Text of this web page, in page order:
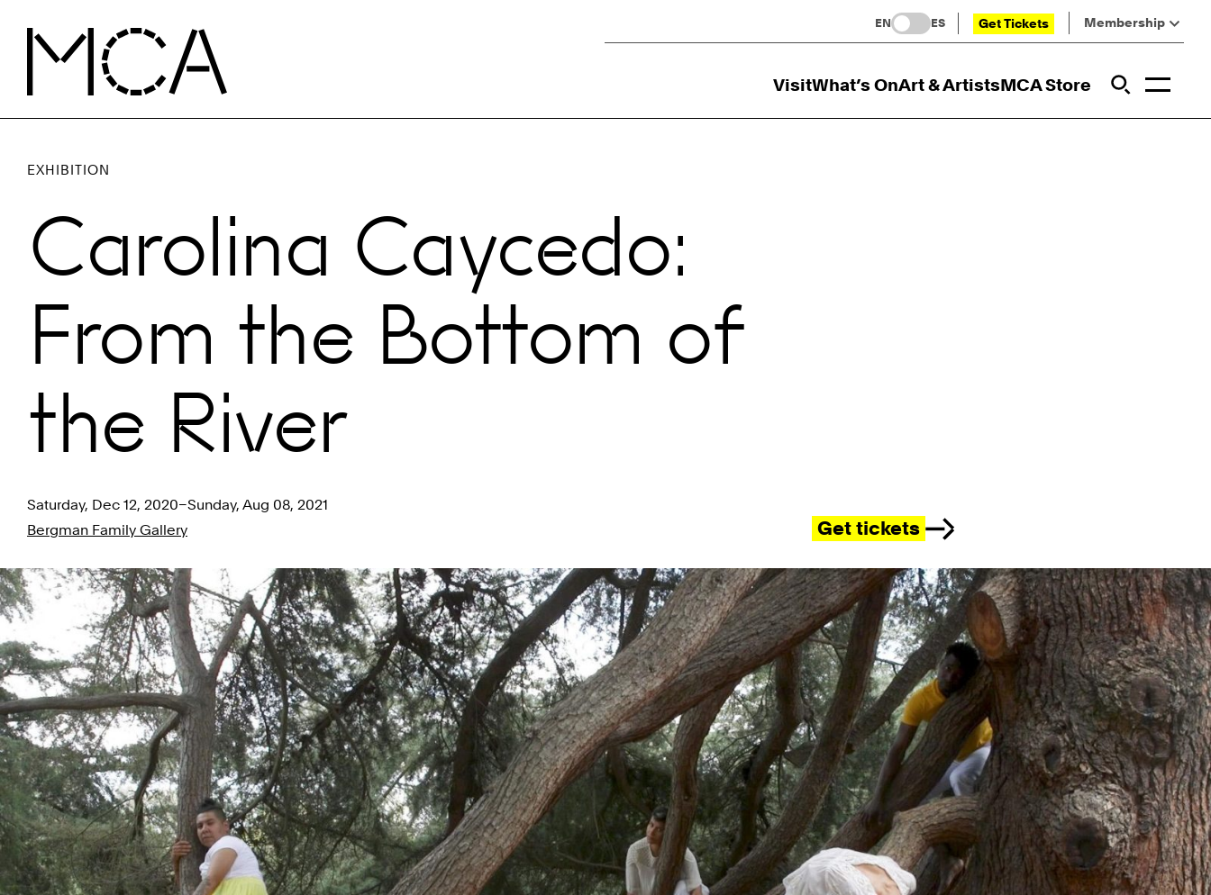
Utility Navigation
EN ES Get Tickets Membership
VisitWhat’s OnArt & ArtistsMCA Store Open
EXHIBITION
Carolina Caycedo:
From the Bottom of
the River
Saturday, Dec 12, 2020–Sunday, Aug 08, 2021
Bergman Family Gallery
Get tickets